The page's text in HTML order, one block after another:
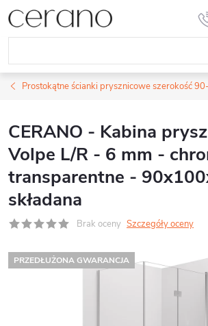
Przejść
do
treści
Prostokątne ścianki prysznicowe szerokość
CERANO - Kabina
Volpe L/R - 6 mm -
transparentne -
składana
Brak oceny Szczegóły oceny
PRZEDŁUŻONA GWARANCJA